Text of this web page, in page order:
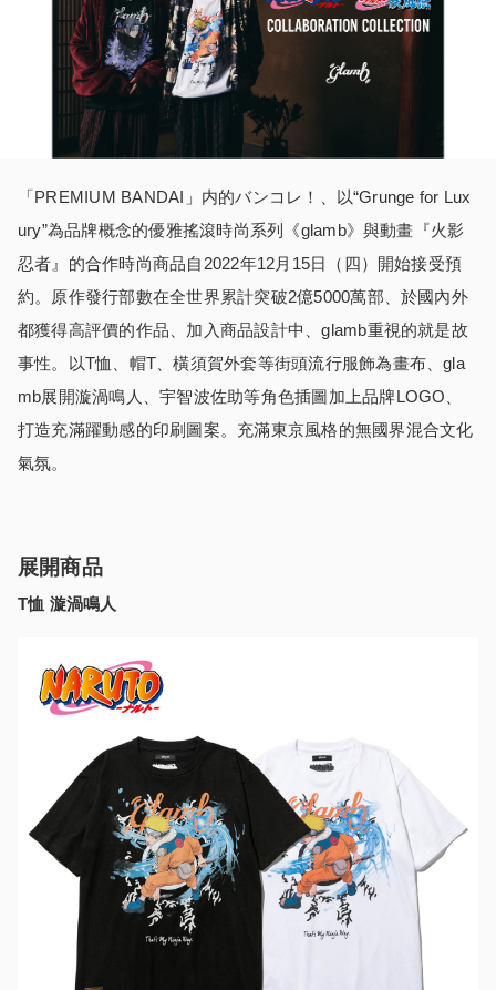
「PREMIUM BANDAI」内的バンコレ！、以“Grunge for Lux
ury”為品牌概念的優雅搖滾時尚系列《glamb》與動畫『火影
忍者』的合作時尚商品自2022年12月15日（四）開始接受預
約。原作發行部數在全世界累計突破2億5000萬部、於國內外
都獲得高評價的作品、加入商品設計中、glamb重視的就是故
事性。以T恤、帽T、橫須賀外套等街頭流行服飾為畫布、gla
mb展開漩渦鳴人、宇智波佐助等角色插圖加上品牌LOGO、
打造充滿躍動感的印刷圖案。充滿東京風格的無國界混合文化
氣氛。
展開商品
T恤 漩渦鳴人​